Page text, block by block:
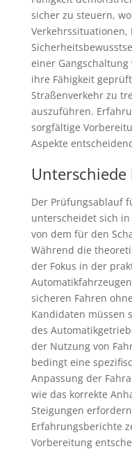
sicher zu steuern,
Verkehrssituationen,
einer
ihre Fähigkeit
Straßenverkehr zu
auszuführen.
sorgfältige
Aspekte
Der Prüfungsablauf
unterscheidet sich
von dem für den
Während die
der Fokus in der
sicheren Fahren
Kandidaten müssen
des
der Nutzung von
bedingt eine
Anpassung der
wie das korrekte
Steigungen
Erfahrungsberichte
Vorbereitung